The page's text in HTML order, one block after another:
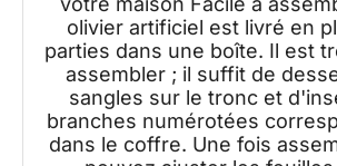
olivier artificiel est livré en
parties dans une boîte. Il est
assembler ; il suffit de
sangles sur le tronc et
branches numérotées
dans le coffre. Une fois